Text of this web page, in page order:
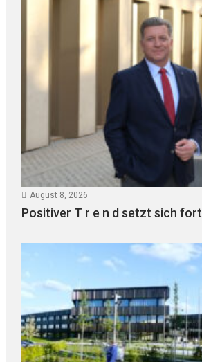
August 8, 2026
Positiver T r e n d setzt sich fort